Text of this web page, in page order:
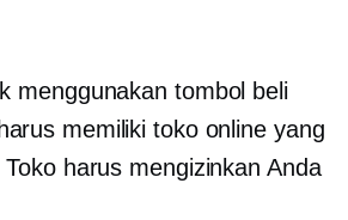
menggunakan tombol beli
memiliki toko online yang
harus mengizinkan Anda